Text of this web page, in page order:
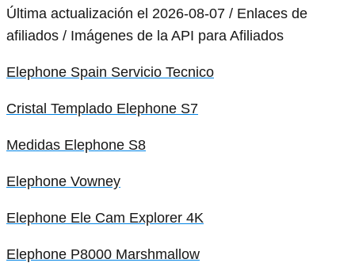
Última actualización el 2026-08-07 / Enlaces de
afiliados / Imágenes de la API para Afiliados
Elephone Spain Servicio Tecnico
Cristal Templado Elephone S7
Medidas Elephone S8
Elephone Vowney
Elephone Ele Cam Explorer 4K
Elephone P8000 Marshmallow